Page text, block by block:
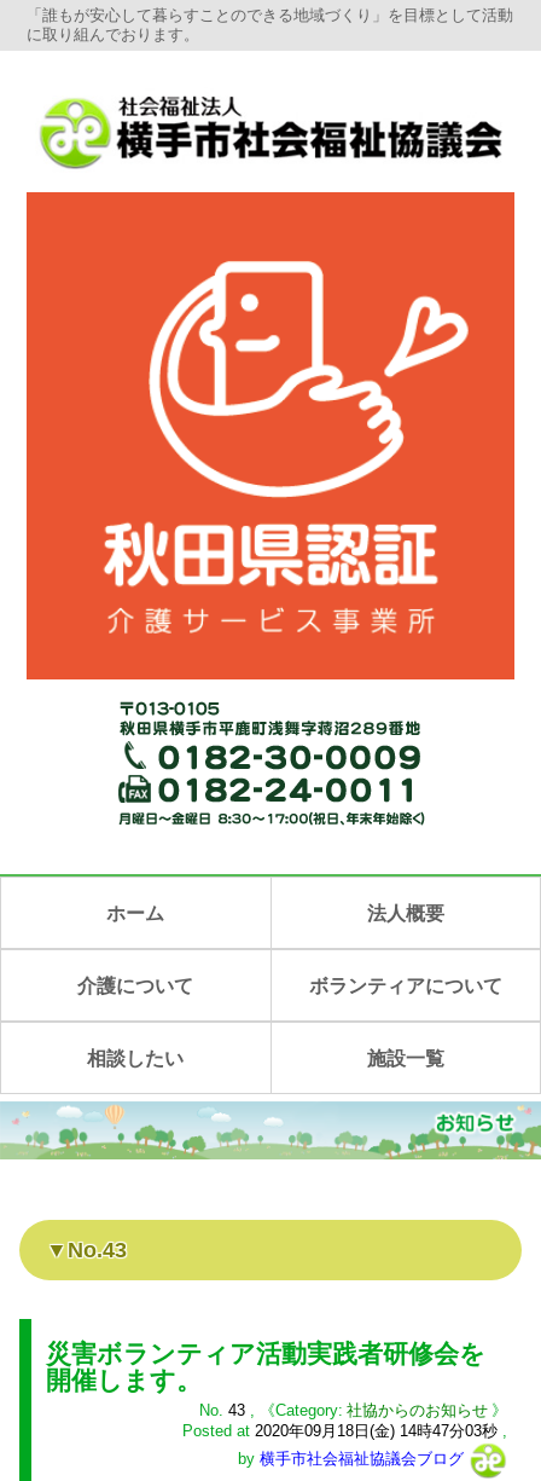
「誰もが安心して暮らすことのできる地域づくり」を目標として活動
に取り組んでおります。
ホーム 法人概要
介護について ボランティアについて
相談したい 施設一覧
No.43
災害ボランティア活動実践者研修会を
開催します。
No. 43
社協からのお知らせ
Posted at 2020年09月18日(金) 14時47分03秒
by 横手市社会福祉協議会ブログ